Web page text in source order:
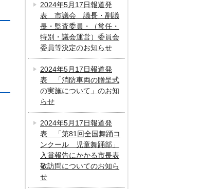
2024年5月17日報道発
表 市議会 議長・副議
長・監査委員・（常任・
特別・議会運営）委員会
委員等決定のお知らせ
2024年5月17日報道発
表 「消防車両の贈呈式
の実施について」のお知
らせ
2024年5月17日報道発
表 「第81回全国舞踊コ
ンクール 児童舞踊部」
入賞報告にかかる市長表
敬訪問についてのお知ら
せ